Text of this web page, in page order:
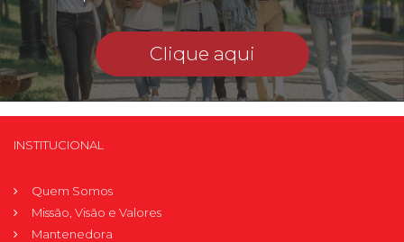
Clique aqui
INSTITUCIONAL
Quem Somos
Missão, Visão e Valores
Mantenedora